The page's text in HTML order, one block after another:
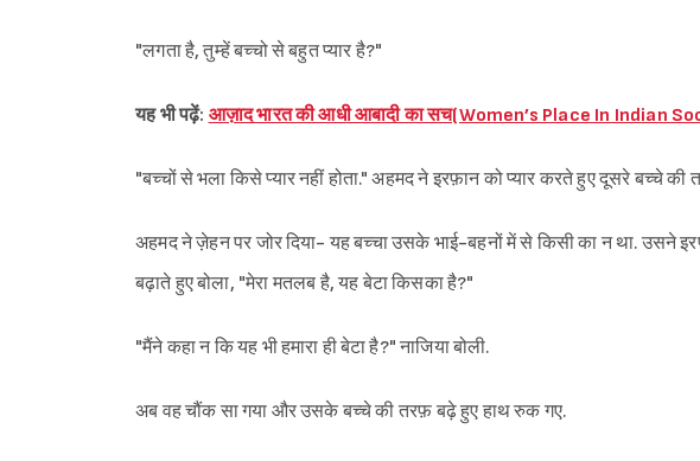
"लगता है, तुम्हें बच्चो से बहुत प्यार है?"
यह भी पढ़ें: आज़ाद भारत की आधी आबादी का सच(Women’s Place In Indian
"बच्चों से भला किसे प्यार नहीं होता." अहमद ने इरफ़ान को प्यार करते हुए दूसरे बच्चे की
अहमद ने ज़ेहन पर जोर दिया- यह बच्चा उसके भाई-बहनों में से किसी का न था. उसने
बढ़ाते हुए बोला, "मेरा मतलब है, यह बेटा किसका है?"
"मैंने कहा न कि यह भी हमारा ही बेटा है?" नाजिया बोली.
अब वह चौंक सा गया और उसके बच्चे की तरफ़ बढ़े हुए हाथ रुक गए.